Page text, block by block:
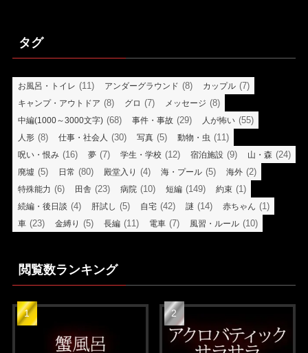
タグ
お風呂・トイレ (11) アンダーグラウンド (8) カップル (7)
キャンプ・アウトドア (8) グロ (7) メッセージ (8)
中編(1000～3000文字) (68) 事件・事故 (29) 人が怖い (55)
人形 (8) 仕事・社会人 (30) 写真 (5) 動物・虫 (11)
呪い・恨み (16) 夢 (7) 学生・学校 (12) 宿泊施設 (9) 山・森 (24)
廃墟 (5) 日常 (80) 殿堂入り (4) 海・プール (5) 海外 (2)
特殊能力 (6) 田舎 (23) 病院 (10) 短編 (149) 約束 (1)
続編・後日談 (4) 肝試し (5) 自宅 (42) 謎 (14) 赤ちゃん (1)
車 (23) 金縛り (5) 長編 (11) 電車 (7) 風習・ルール (10)
閲覧数ランキング